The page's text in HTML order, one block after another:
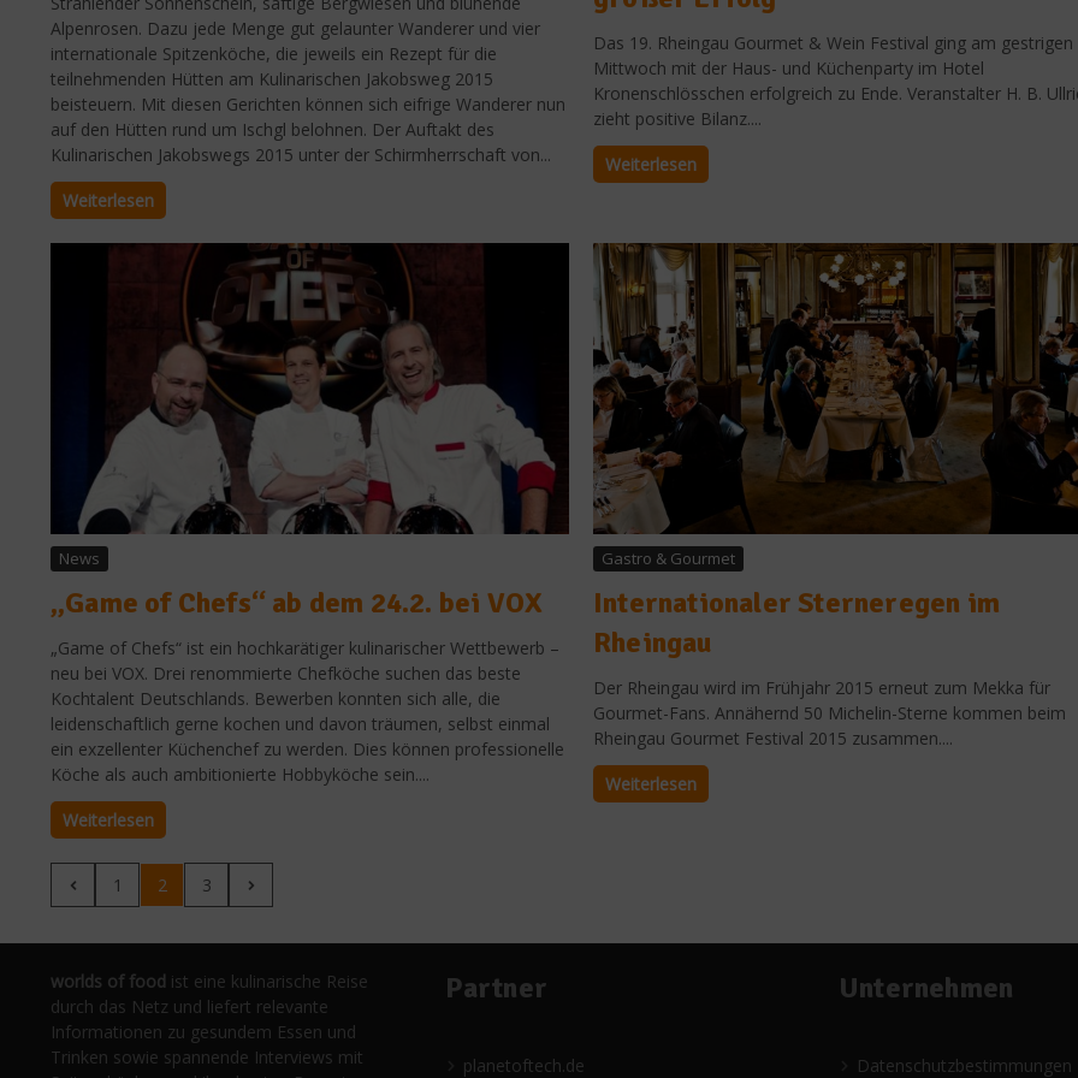
Alpenrosen. Dazu jede Menge gut gelaunter Wanderer und vier
internationale Spitzenköche, die jeweils ein Rezept für die
teilnehmenden Hütten am Kulinarischen Jakobsweg 2015
beisteuern. Mit diesen Gerichten können sich eifrige Wanderer nun
auf den Hütten rund um Ischgl belohnen. Der Auftakt des
Kulinarischen Jakobswegs 2015 unter der Schirmherrschaft von...
Weiterlesen
Das 19. Rheingau Gourmet & Wein Festival ging am gestrigen
Mittwoch mit der Haus- und Küchenparty im Hotel
Kronenschlösschen erfolgreich zu Ende. Veranstalter H. B.
zieht positive Bilanz....
Weiterlesen
News
„Game of Chefs“ ab dem 24.2. bei VOX
„Game of Chefs“ ist ein hochkarätiger kulinarischer Wettbewerb –
neu bei VOX. Drei renommierte Chefköche suchen das beste
Kochtalent Deutschlands. Bewerben konnten sich alle, die
leidenschaftlich gerne kochen und davon träumen, selbst einmal
ein exzellenter Küchenchef zu werden. Dies können professionelle
Köche als auch ambitionierte Hobbyköche sein....
Weiterlesen
Gastro & Gourmet
Internationaler Sterneregen im
Rheingau
Der Rheingau wird im Frühjahr 2015 erneut zum Mekka für
Gourmet-Fans. Annähernd 50 Michelin-Sterne kommen beim
Rheingau Gourmet Festival 2015 zusammen....
Weiterlesen
1 2 3
worlds of food ist eine kulinarische Reise
durch das Netz und liefert relevante
Informationen zu gesundem Essen und
Trinken sowie spannende Interviews mit
Partner
planetoftech.de
Unternehmen
Datenschutzbestimmungen